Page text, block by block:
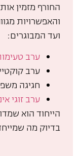
החורף מזמין
והאפשרויות
ועד המבוגרים:
ערב
ערב
חגיגה
ערב זוגי
הייחוד הוא
בדיוק מה